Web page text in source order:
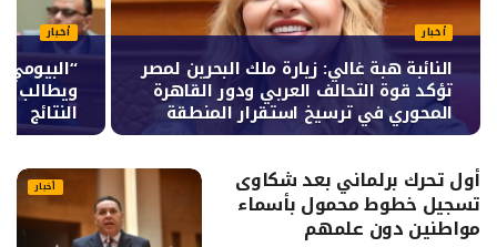
أخبار
النائبة هبة غالي: زيارة ملك البحرين لمصر
تؤكد قوة التحالف العربي ودور القاهرة
المحوري في ترسيخ استقرار المنطقة
أخبار
ويطالب
النتائج
أخبار أول تحرك برلماني بعد شكاوى
تسجيل خطوط محمول بأسماء
مواطنين دون علمهم